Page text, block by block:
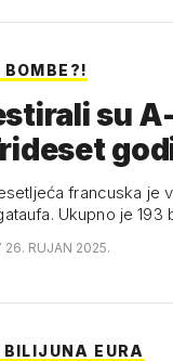
BOMBE?!
su
francuska je
Ukupno je
26. RUJAN 2025.
EURA